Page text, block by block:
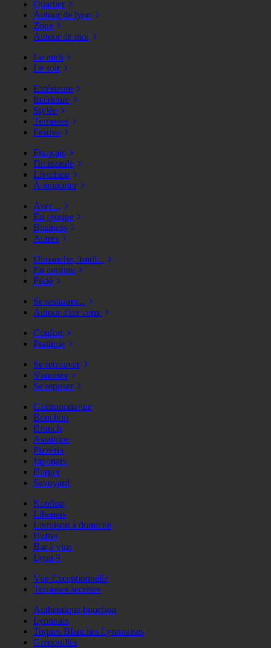
Quartier
Autour de lyon
Zone
Autour de moi
Le midi
Le soir
Extérieure
Intérieure
Stylée
Terrasses
Festive
Français
Du monde
Livraison
À emporter
Avec...
En groupe
Business
Autres
Dimanche, lundi...
En continu
Férié
Se restaurer...
Autour d'un verre
Confort
Pratique
Se retrouver
S'amuser
Se reposer
Gastronomique
Bouchon
Brunch
Asiatique
Pizzéria
Japonais
Burger
Savoyard
Rooftop
Libanais
Livraison à domicile
Buffet
Bar à vins
Lyon 9
Vue Exceptionnelle
Terrasses secrètes
Authentique bouchon
Lyonnais
Toques Blanches Lyonnaises
Grenouilles